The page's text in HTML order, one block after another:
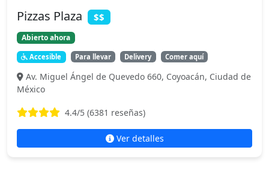
Pizzas Plaza $$
Abierto ahora
Accesible Para llevar Delivery Comer aquí
Av. Miguel Ángel de Quevedo 660, Coyoacán, Ciudad de
México
4.4/5 (6381 reseñas)
Ver detalles